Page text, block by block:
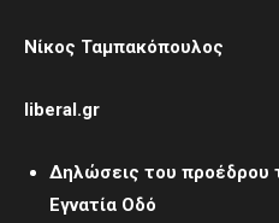
Νίκος Ταμπακόπουλος
liberal.gr
Δηλώσεις του προέδρου
Εγνατία Οδό